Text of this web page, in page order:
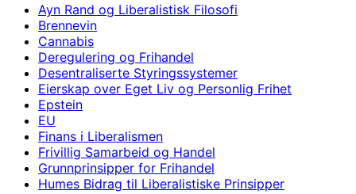
Ayn Rand og Liberalistisk Filosofi
Brennevin
Cannabis
Deregulering og Frihandel
Desentraliserte Styringssystemer
Eierskap over Eget Liv og Personlig Frihet
Epstein
EU
Finans i Liberalismen
Frivillig Samarbeid og Handel
Grunnprinsipper for Frihandel
Humes Bidrag til Liberalistiske Prinsipper